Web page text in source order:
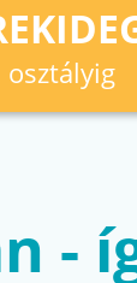
osztályig
-